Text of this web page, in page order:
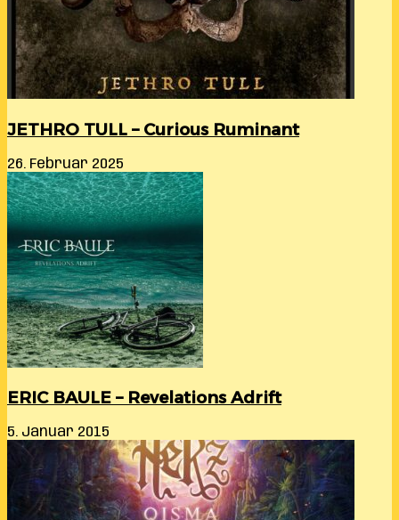
JETHRO TULL – Curious Ruminant
26. Februar 2025
ERIC BAULE – Revelations Adrift
5. Januar 2015